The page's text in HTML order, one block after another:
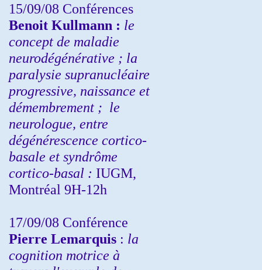
15/09/08 Conférences
Benoit Kullmann : le
concept de maladie
neurodégénérative ; la
paralysie supranucléaire
progressive, naissance et
démembrement ; le
neurologue, entre
dégénérescence cortico-
basale et syndrôme
cortico-basal : IUGM,
Montréal 9H-12h
17/09/08 Conférence
Pierre Lemarquis : la
cognition motrice à